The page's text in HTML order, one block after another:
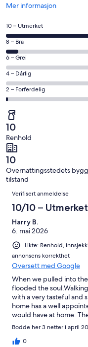
Mer informasjon
Åpnes
et
nytt
vindu
Rangering
på
10
−
Utmerket.
64
av
totalt
69
anmeldelser.
10 – Utmerket
Rangering
på
8
−
Bra.
4
totalt
69
anmeldelser.
8 – Bra
Rangering
på
6
−
Grei.
0
av
totalt
69
anmeldelser.
6 – Grei
Rangering
på
4
Dårlig.
0
av
totalt
69
anmeldelser.
4 – Dårlig
Rangering
på
2
−
Forferdelig.
1
av
totalt
69
anmeldelser.
2 – Forferdelig
10
Renhold
10
Overnattingsstedets
tilstand
Anmeldelser
Verifisert anmeldelse
10/10 – Utmerket
Harry B.
6. mai 2026
Likte: Renhold,
annonsens korrekthet
Oversett med Google
When we pulled into
flooded the
with a very tasteful and
home has a well
would have at home.
tub......... almost picture
comfortable bed, the
ocean.This is the
Bodde her 3 netter i april
0